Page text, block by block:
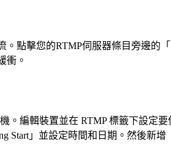
。點擊您的RTMP伺服器條目旁邊的
衝。
。編輯裝置並在 RTMP 標籤下設定
Start」並設定時間和日期。然後新增